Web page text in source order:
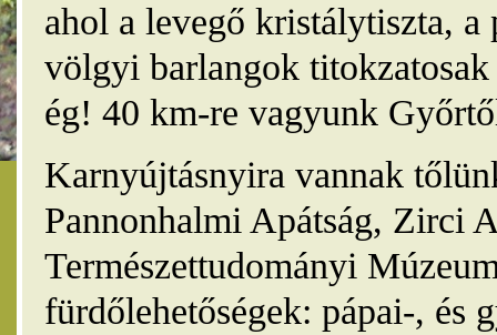
ahol a levegő kristálytiszta, a
völgyi barlangok
ég! 40 km-re vagyunk
Karnyújtásnyira vannak
Pannonhalmi Apátság, Zirci
Természettudományi
fürdőlehetőségek: pápai-, és